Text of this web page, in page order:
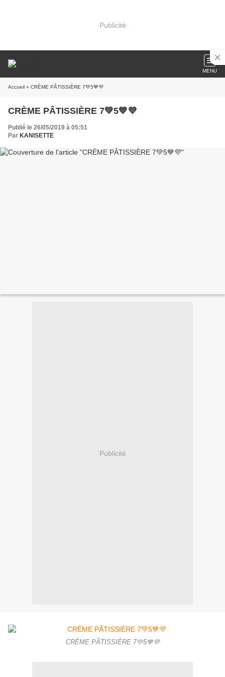
Publicité
MENU
Accueil » CRÈME PÂTISSIÈRE 7💚5💙💜
CRÈME PÂTISSIÈRE 7💚5💙💜
Publié le 26/05/2019 à 05:51
Par KANISETTE
Publicité
CRÈME PÂTISSIÈRE 7💚5💙💜